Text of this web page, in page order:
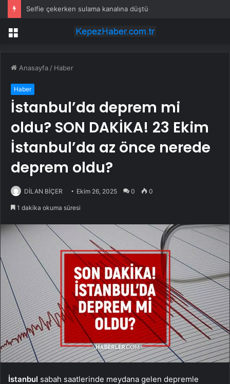
Selfie çekerken sulama kanalına düştü
Menü
Anasayfa / Haber
Haber
İstanbul’da deprem mi
oldu? SON DAKİKA! 23 Ekim
İstanbul’da az önce nerede
deprem oldu?
DİLAN BİÇER Ekim 26, 2025 0 0
1 dakika okuma süresi
İstanbul sabah saatlerinde meydana gelen depremle